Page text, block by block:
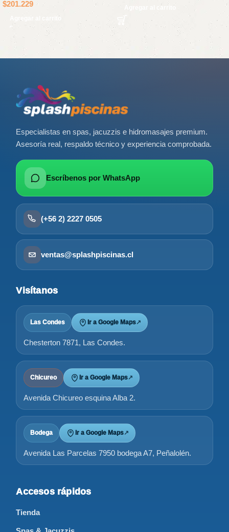
$201.229
Agregar al carrito
Agregar al carrito
Especialistas en spas, jacuzzis e hidromasajes premium.
Asesoría real, respaldo técnico y experiencia comprobada.
Escríbenos por WhatsApp
(+56 2) 2227 0505
ventas@splashpiscinas.cl
Visítanos
Las Condes Ir a Google Maps↗
Chesterton 7871, Las Condes.
Chicureo Ir a Google Maps↗
Avenida Chicureo esquina Alba 2.
Bodega Ir a Google Maps↗
Avenida Las Parcelas 7950 bodega A7, Peñalolén.
Accesos rápidos
Tienda